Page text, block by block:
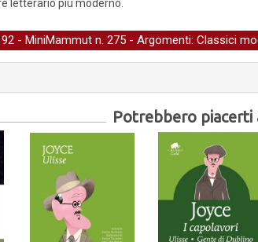
letterario più moderno.
- MiniMammut n. 275 - Argomenti: Classici
Potrebbero piacerti